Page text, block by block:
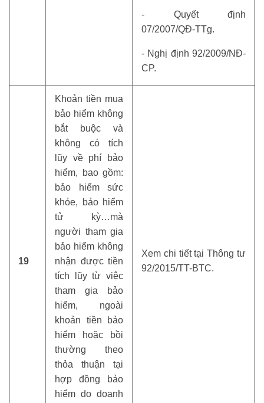
- Quyết định
07/2007/QĐ-TTg.
- Nghị định 92/2009/NĐ-
CP.
19
Khoản tiền mua
bảo hiểm không
bắt buộc và
không có tích
lũy về phí bảo
hiểm, bao gồm:
bảo hiểm sức
khỏe, bảo hiểm
tử kỳ…mà
người tham gia
bảo hiểm không
nhận được tiền
tích lũy từ việc
tham gia bảo
hiểm, ngoài
khoản tiền bảo
hiểm hoặc bồi
thường theo
thỏa thuận tại
hợp đồng bảo
hiểm do doanh
Xem chi tiết tại Thông tư
92/2015/TT-BTC.